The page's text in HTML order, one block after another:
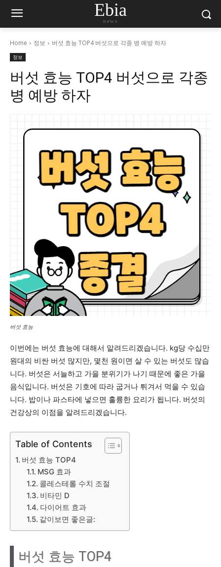
Ebia
news
Home 정보 버섯 효능 TOP4 버섯으로 각종 병 예방 하자
정보
버섯 효능 TOP4 버섯으로 각종
병 예방 하자
버섯 효능
이번에는 버섯 효능에 대해서 알려드리겠습니다. kg당 수십만
원대의 비싼 버섯 많지만, 몇천 원이면 살 수 있는 버섯도 많습
니다. 버섯은 서늘하고 가을 분위기가 나기 때문에 좋은 가을
음식입니다. 버섯은 기호에 따라 굽거나 튀겨서 먹을 수 있습
니다. 밥이나 파스타에 넣으면 훌륭한 요리가 됩니다. 버섯의
건강상의 이점을 알려드리겠습니다.
Table of Contents
버섯 효능 TOP4
MSG 효과
콜레스테롤 수치 조절
비타민 D
다이어트 효과
같이보면 좋은글:
버섯 효능 TOP4